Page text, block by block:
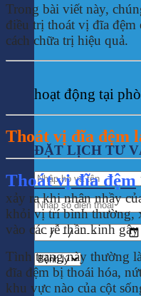
ĐẶT LỊCH TƯ
Trong bài viết này,
điều trị thoát vị đĩa đệm
cách chữa trị hiệu quả.
hoạt động tại
Thoát vị đĩa đệm
Thoát vị đĩa đệm
xảy ra khi nhân nhầy
khỏi vị trí bình thường,
vào các rễ thần kinh
Tình trạng này thường
đĩa đệm bị thoái hóa,
khu vực nào của cột